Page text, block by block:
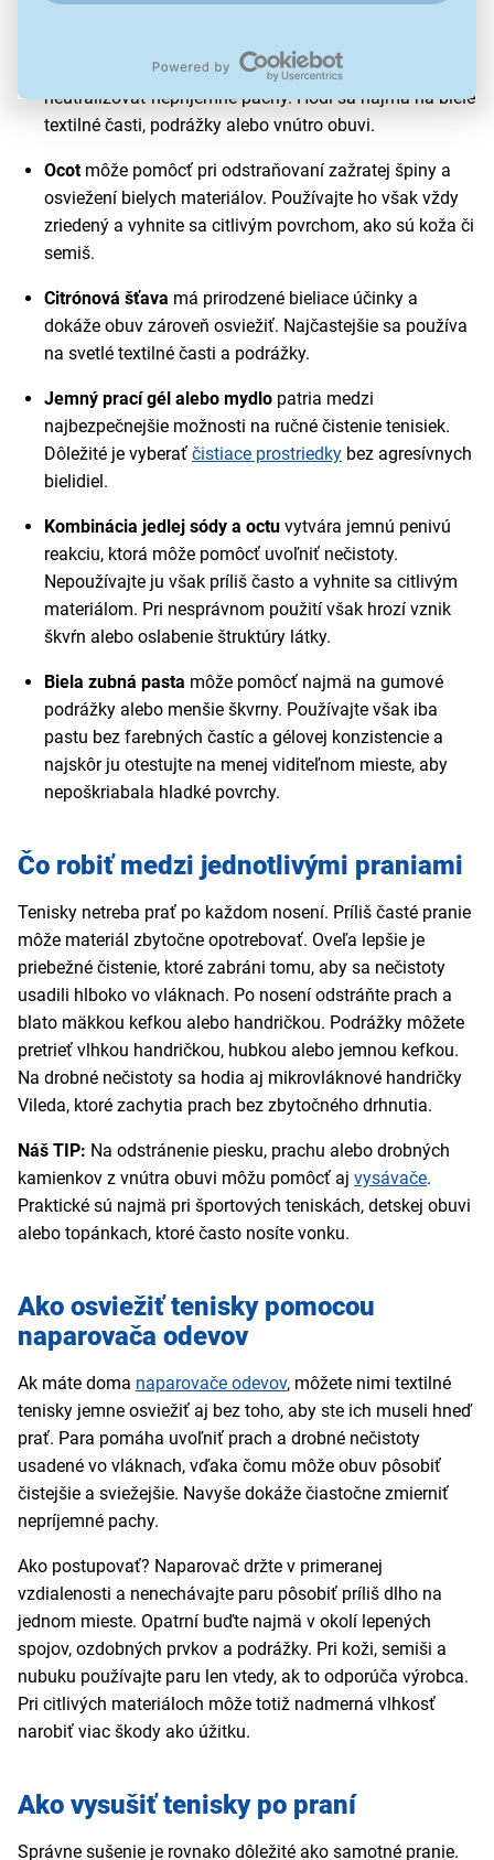
pomáha odstraňovať nečistoty a
neutralizovať nepríjemné pachy. Hodí sa najmä na biele
textilné časti, podrážky alebo vnútro obuvi.
Ocotmôže pomôcť pri odstraňovaní zažratej špiny a
osviežení bielych materiálov. Používajte ho však vždy
zriedený a vyhnite sa citlivým povrchom, ako sú koža či
semiš.
Citrónová šťava má prirodzené bieliace účinky a
dokáže obuv zároveň osviežiť. Najčastejšie sa používa
na svetlé textilné časti a podrážky.
Jemný prací gél alebo mydlo patria medzi
najbezpečnejšie možnosti na ručné čistenie tenisiek.
Dôležité je vyberať čistiace prostriedky bez agresívnych
bielidiel.
Kombinácia jedlej sódy a octu vytvára jemnú penivú
reakciu, ktorá môže pomôcť uvoľniť nečistoty.
Nepoužívajte ju však príliš často a vyhnite sa citlivým
materiálom. Pri nesprávnom použití však hrozí vznik
škvŕn alebo oslabenie štruktúry látky.
Biela zubná pasta môže pomôcť najmä na gumové
podrážky alebo menšie škvrny. Používajte však iba
pastu bez farebných častíc a gélovej konzistencie a
najskôr ju otestujte na menej viditeľnom mieste, aby
nepoškriabala hladké povrchy.
Čo robiť medzi jednotlivými praniami
Tenisky netreba prať po každom nosení. Príliš časté pranie
môže materiál zbytočne opotrebovať. Oveľa lepšie je
priebežné čistenie, ktoré zabráni tomu, aby sa nečistoty
usadili hlboko vo vláknach. Po nosení odstráňte prach a
blato mäkkou kefkou alebo handričkou. Podrážky môžete
pretrieť vlhkou handričkou, hubkou alebo jemnou kefkou.
Na drobné nečistoty sa hodia aj mikrovláknové handričky
Vileda, ktoré zachytia prach bez zbytočného drhnutia.
Náš TIP: Na odstránenie piesku, prachu alebo drobných
kamienkov z vnútra obuvi môžu pomôcť aj vysávače.
Praktické sú najmä pri športových teniskách, detskej obuvi
alebo topánkach, ktoré často nosíte vonku.
Ako osviežiť tenisky pomocou
naparovača odevov
Ak máte doma naparovače odevov, môžete nimi textilné
tenisky jemne osviežiť aj bez toho, aby ste ich museli hneď
prať. Para pomáha uvoľniť prach a drobné nečistoty
usadené vo vláknach, vďaka čomu môže obuv pôsobiť
čistejšie a sviežejšie. Navyše dokáže čiastočne zmierniť
nepríjemné pachy.
Ako postupovať? Naparovač držte v primeranej
vzdialenosti a nenechávajte paru pôsobiť príliš dlho na
jednom mieste. Opatrní buďte najmä v okolí lepených
spojov, ozdobných prvkov a podrážky. Pri koži, semiši a
nubuku používajte paru len vtedy, ak to odporúča výrobca.
Pri citlivých materiáloch môže totiž nadmerná vlhkosť
narobiť viac škody ako úžitku.
Ako vysušiť tenisky po praní
Správne sušenie je rovnako dôležité ako samotné pranie.